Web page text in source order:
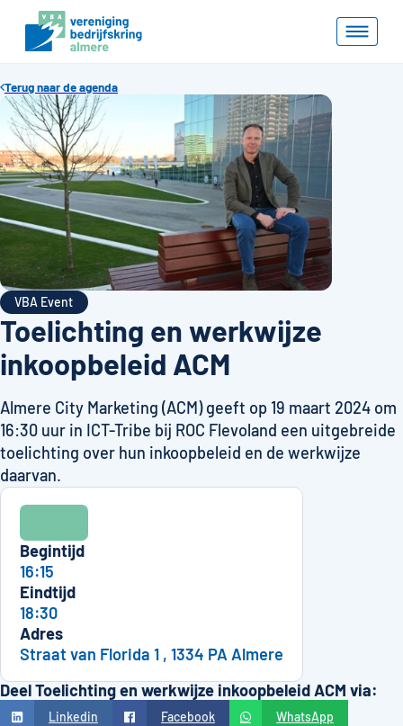
Terug naar de agenda
VBA Event
Toelichting en werkwijze
inkoopbeleid ACM
Almere City Marketing (ACM) geeft op 19 maart 2024 om
16:30 uur in ICT-Tribe bij ROC Flevoland een uitgebreide
toelichting over hun inkoopbeleid en de werkwijze
daarvan.
Begintijd
16:15
Eindtijd
18:30
Adres
Straat van Florida 1 , 1334 PA Almere
Deel Toelichting en werkwijze inkoopbeleid ACM via:
Linkedin Facebook WhatsApp